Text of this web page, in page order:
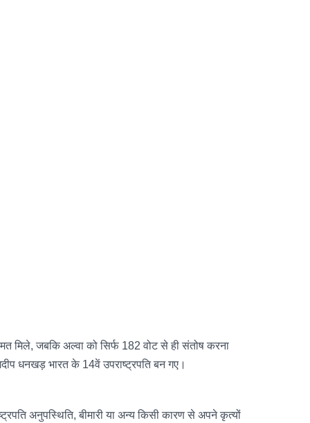
मिले, जबकि अल्वा को सिर्फ 182 वोट से ही संतोष करना
धनखड़ भारत के 14वें उपराष्ट्रपति बन गए।
अनुपस्थिति, बीमारी या अन्य किसी कारण से अपने कृत्यों